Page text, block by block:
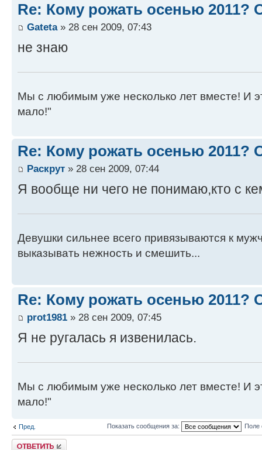
Re: Кому рожать осенью 2011?
Gateta» 28 сен 2009, 07:43
не знаю
Мы с любимым уже несколько лет вместе! И
мало!"
Re: Кому рожать осенью 2011?
Раскрут » 28 сен 2009, 07:44
Я вообще ни чего не понимаю,кто с
Девушки сильнее всего привязываются к
выказывать нежность и смешить...
Re: Кому рожать осенью 2011?
prot1981 » 28 сен 2009, 07:45
Я не ругалась я извенилась.
Мы с любимым уже несколько лет вместе! И
мало!"
Пред. Показать сообщения за: Поле
Ответить